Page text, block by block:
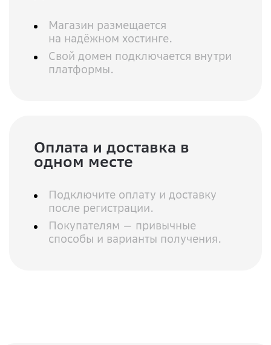
Магазин размещается
на надёжном хостинге.
Свой домен подключается внутри
платформы.
Оплата и доставка в
одном месте
Подключите оплату и доставку
после регистрации.
Покупателям — привычные
способы и варианты получения.